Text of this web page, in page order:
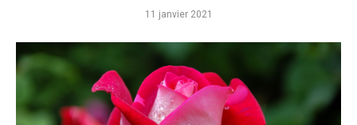
11 janvier 2021